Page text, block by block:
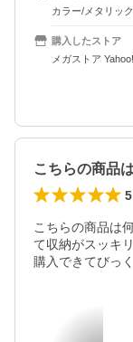
カラー/メタリッ
購入したストア
メガストア
5
こちらの商品は
て収納がスッキ
購入できてびっ